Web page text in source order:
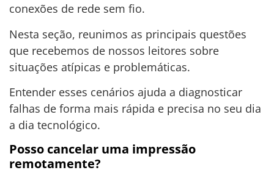
conexões de rede sem fio.
Nesta seção, reunimos as principais questões
que recebemos de nossos leitores sobre
situações atípicas e problemáticas.
Entender esses cenários ajuda a diagnosticar
falhas de forma mais rápida e precisa no seu dia
a dia tecnológico.
Posso cancelar uma impressão
remotamente?